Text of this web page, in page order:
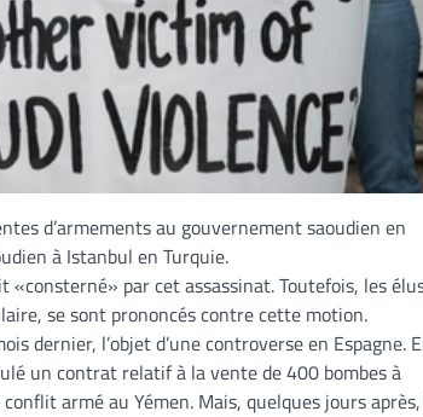
d’armements au gouvernement saoudien en
à Istanbul en Turquie.
par cet assassinat. Toutefois, les
se sont prononcés contre cette motion.
dernier, l’objet d’une controverse en Espagne.
un contrat relatif à la vente de 400 bombes à
armé au Yémen. Mais, quelques jours